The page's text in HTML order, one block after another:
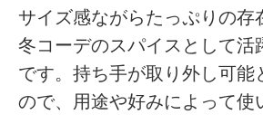
サイズ感ながらたっぷりの存
冬コーデのスパイスとして活
です。持ち手が取り外し可能
ので、用途や好みによって使